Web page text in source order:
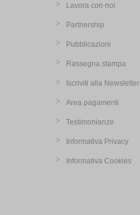
Lavora con noi
Partnership
Pubblicazioni
Rassegna stampa
Iscriviti alla Newsletter
Area pagamenti
Testimonianze
Informativa Privacy
Informativa Cookies